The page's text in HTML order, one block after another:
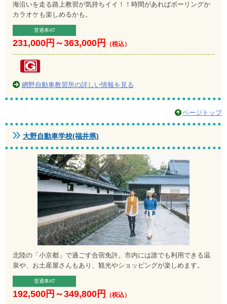
海沿いを走る路上教習が気持ちイイ！！時間があればボーリングか
カラオケも楽しめるかも。
普通車AT
231,000円 ～363,000円 （税込）
網野自動車教習所の詳しい情報を見る
ページトップ
大野自動車学校(福井県)
北陸の「小京都」で過ごす合宿免許。市内には誰でも利用できる温
泉や、お土産屋さんもあり、観光やショッピングが楽しめます。
普通車AT
192,500円 ～349,800円 （税込）